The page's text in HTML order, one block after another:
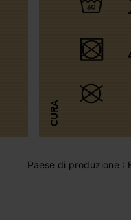
CURA
Paese di produzione :